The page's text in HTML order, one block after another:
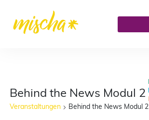
Behind the News Modul 2
Veranstaltungen Behind the News Modul 2